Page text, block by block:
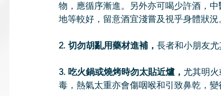
物，應循序漸進。另外亦可喝少許酒，
地等較好，留意酒宜淺嘗及視乎身體狀況
2. 切勿胡亂用藥材進補， 長者和小朋友
3. 吃火鍋或燒烤時勿太貼近爐， 尤其明
毒，熱氣太重亦會傷咽喉和引致鼻乾，